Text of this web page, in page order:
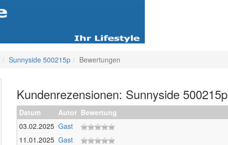
Sunnyside 500215p Bewertungen
Kundenrezensionen: Sunnyside 500215p
Datum Autor Bewertung
03.02.2025 Gast
11.01.2025 Gast